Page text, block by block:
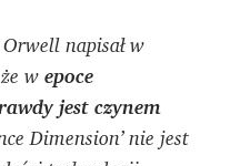
napisał w
wepoce
jest czynem
Dimension’ nie jest